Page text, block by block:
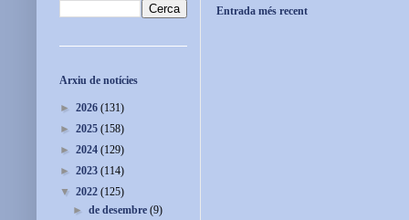
Entrada més recent
Arxiu de notícies
► 2026 (131)
► 2025 (158)
► 2024 (129)
► 2023 (114)
▼ 2022 (125)
►de desembre(9)